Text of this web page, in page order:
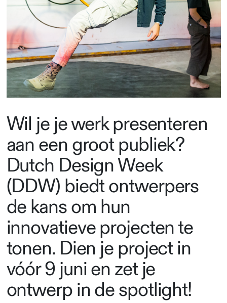
Wil je je werk presenteren
aan een groot publiek?
Dutch Design Week
(DDW) biedt ontwerpers
de kans om hun
innovatieve projecten te
tonen. Dien je project in
vóór 9 juni en zet je
ontwerp in de spotlight!